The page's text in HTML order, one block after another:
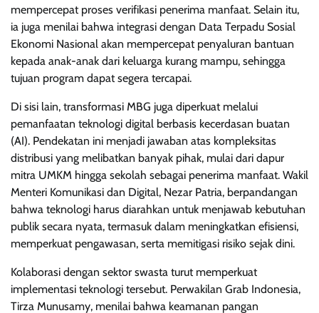
mempercepat proses verifikasi penerima manfaat. Selain itu,
ia juga menilai bahwa integrasi dengan Data Terpadu Sosial
Ekonomi Nasional akan mempercepat penyaluran bantuan
kepada anak-anak dari keluarga kurang mampu, sehingga
tujuan program dapat segera tercapai.
Di sisi lain, transformasi MBG juga diperkuat melalui
pemanfaatan teknologi digital berbasis kecerdasan buatan
(AI). Pendekatan ini menjadi jawaban atas kompleksitas
distribusi yang melibatkan banyak pihak, mulai dari dapur
mitra UMKM hingga sekolah sebagai penerima manfaat. Wakil
Menteri Komunikasi dan Digital, Nezar Patria, berpandangan
bahwa teknologi harus diarahkan untuk menjawab kebutuhan
publik secara nyata, termasuk dalam meningkatkan efisiensi,
memperkuat pengawasan, serta memitigasi risiko sejak dini.
Kolaborasi dengan sektor swasta turut memperkuat
implementasi teknologi tersebut. Perwakilan Grab Indonesia,
Tirza Munusamy, menilai bahwa keamanan pangan